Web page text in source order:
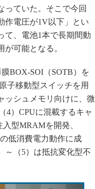
っていた。そこで今回
作電圧が1V以下」とい
て、電池1本で長期間動
可能となる。
BOX-SOI（SOTB）を
子移動型スイッチを用
ッシュメモリ向けに、微
4）CPUに混載するキャ
型MRAMを開発、
低消費電力動作に成
～（5）は抵抗変化型不